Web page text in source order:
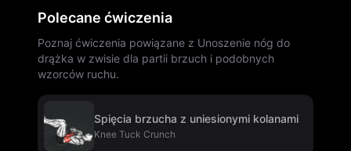
Polecane ćwiczenia
Poznaj ćwiczenia powiązane z Unoszenie nóg do
drążka w zwisie dla partii brzuch i podobnych
wzorców ruchu.
Spięcia brzucha z uniesionymi kolanami
Knee Tuck Crunch